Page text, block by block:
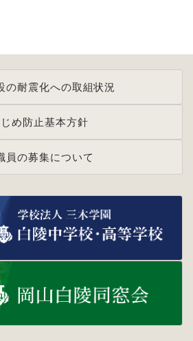
の耐震化への取組状況
め防止基本方針
員の募集について